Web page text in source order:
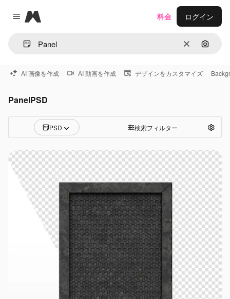
Close menu
Magnific
消去 画像で
料金 ログイン
AI 画像を作成 AI 動画を作成 デザインをカスタマイズ
PanelPSD
PSD 検索フィルター